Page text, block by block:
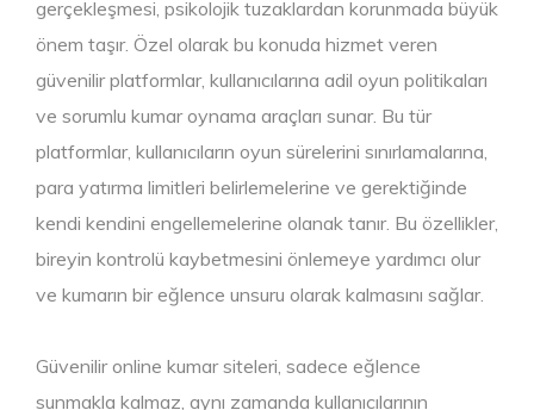
gerçekleşmesi, psikolojik tuzaklardan korunmada büyük
önem taşır. Özel olarak bu konuda hizmet veren
güvenilir platformlar, kullanıcılarına adil oyun politikaları
ve sorumlu kumar oynama araçları sunar. Bu tür
platformlar, kullanıcıların oyun sürelerini sınırlamalarına,
para yatırma limitleri belirlemelerine ve gerektiğinde
kendi kendini engellemelerine olanak tanır. Bu özellikler,
bireyin kontrolü kaybetmesini önlemeye yardımcı olur
ve kumarın bir eğlence unsuru olarak kalmasını sağlar.
Güvenilir online kumar siteleri, sadece eğlence
sunmakla kalmaz, aynı zamanda kullanıcılarının